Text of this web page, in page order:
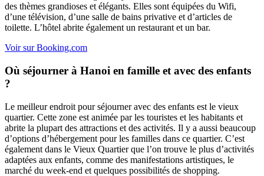
des thèmes grandioses et élégants. Elles sont équipées du Wifi,
d’une télévision, d’une salle de bains privative et d’articles de
toilette. L’hôtel abrite également un restaurant et un bar.
Voir sur Booking.com
Où séjourner à Hanoi en famille et avec des enfants
?
Le meilleur endroit pour séjourner avec des enfants est le vieux
quartier. Cette zone est animée par les touristes et les habitants et
abrite la plupart des attractions et des activités. Il y a aussi beaucoup
d’options d’hébergement pour les familles dans ce quartier. C’est
également dans le Vieux Quartier que l’on trouve le plus d’activités
adaptées aux enfants, comme des manifestations artistiques, le
marché du week-end et quelques possibilités de shopping.